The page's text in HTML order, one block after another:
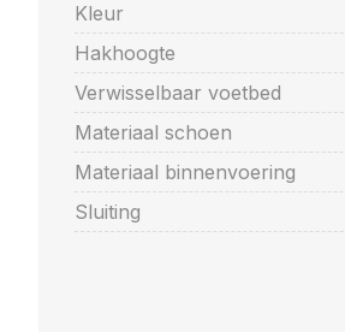
Kleur
Hakhoogte
Verwisselbaar voetbed
Materiaal schoen
Materiaal binnenvoering
Sluiting